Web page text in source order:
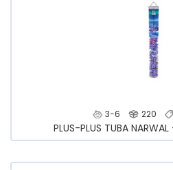
3-6 220
PLUS-PLUS TUBA